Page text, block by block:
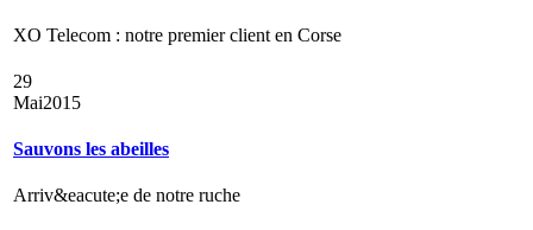
XO Telecom : notre premier client en Corse
29
Mai2015
Sauvons les abeilles
Arriv&eacute;e de notre ruche